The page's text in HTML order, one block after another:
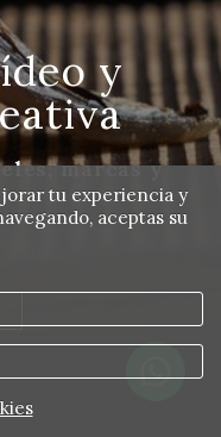
y
marcas y
tu experiencia y
aceptas su